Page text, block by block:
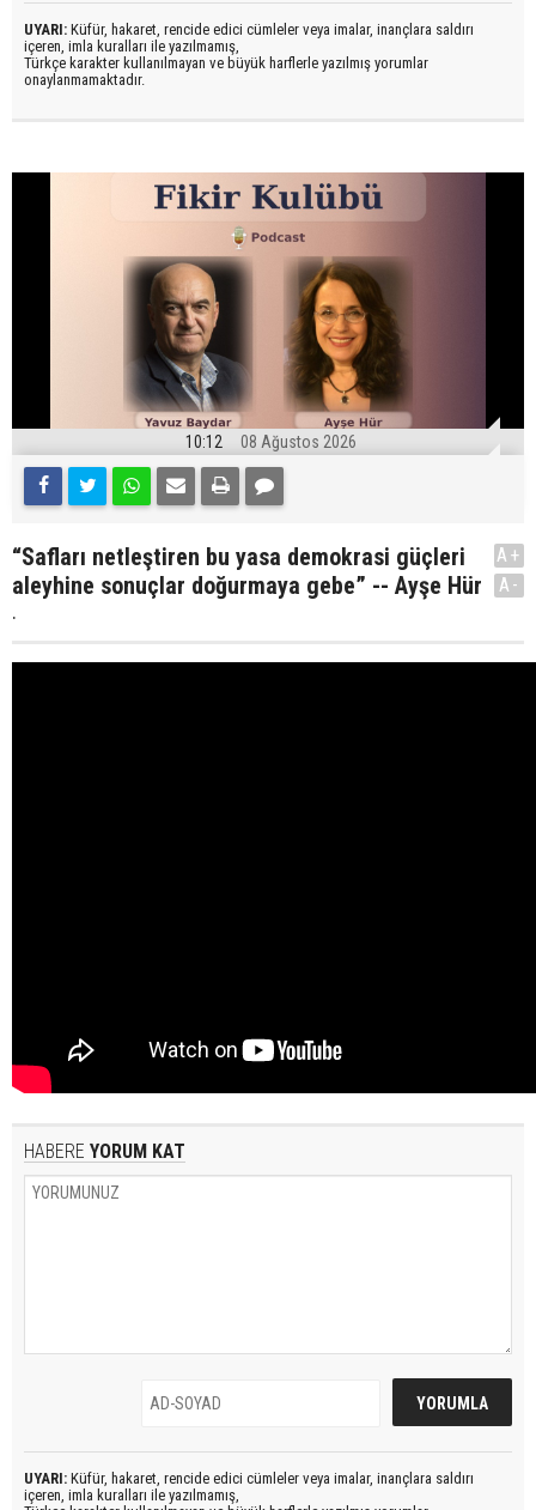
UYARI: Küfür, hakaret, rencide edici cümleler veya imalar, inançlara saldırı
içeren, imla kuralları ile yazılmamış,
Türkçe karakter kullanılmayan ve büyük harflerle yazılmış yorumlar
onaylanmamaktadır.
10:12 08 Ağustos 2026
“Safları netleştiren bu yasa demokrasi güçleri
aleyhine sonuçlar doğurmaya gebe” -- Ayşe Hür
.
A+
A-
HABERE YORUM KAT
UYARI: Küfür, hakaret, rencide edici cümleler veya imalar, inançlara saldırı
içeren, imla kuralları ile yazılmamış,